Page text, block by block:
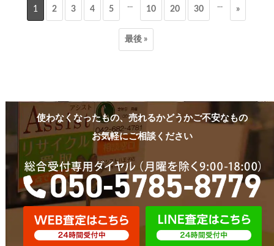
1 2 3 4 5 ... 10 20 30 ... »
最後 »
使わなくなったもの、売れるかどうかご不安なもの
お気軽にご相談ください